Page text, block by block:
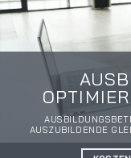
AUSZUBILDENDE